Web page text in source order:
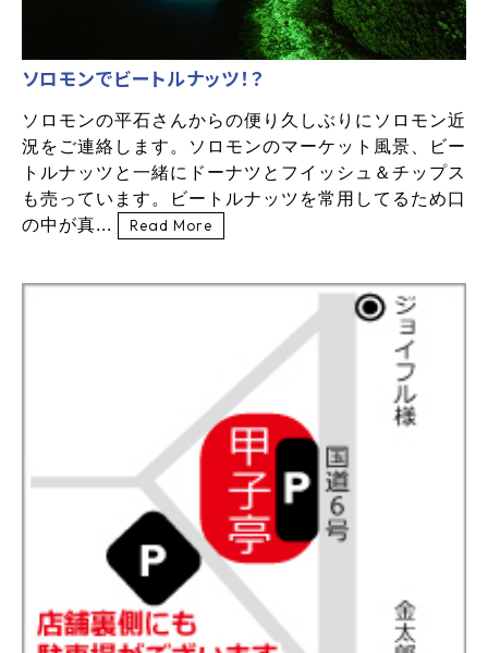
ソロモンでビートルナッツ！？
ソロモンの平石さんからの便り久しぶりにソロモン近
況をご連絡します。ソロモンのマーケット風景、ビー
トルナッツと一緒にドーナツとフイッシュ＆チップス
も売っています。ビートルナッツを常用してるため口
の中が真...
Read More